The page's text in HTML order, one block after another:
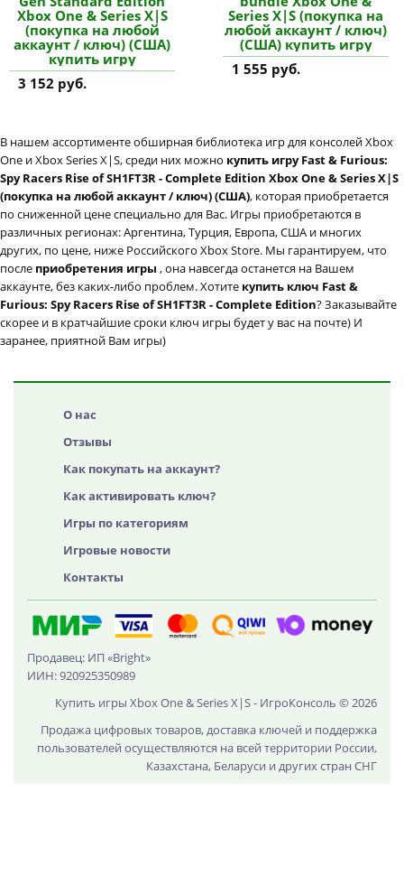
Xbox One & Series X|S
(покупка на любой
аккаунт / ключ) (США)
купить игру
3 152 руб.
Series X|S (покупка на
любой аккаунт / ключ)
(США) купить игру
1 555 руб.
В нашем ассортименте обширная библиотека игр для консолей Xbox
One и Xbox Series X|S, среди них можно купить игру Fast & Furious:
Spy Racers Rise of SH1FT3R - Complete Edition Xbox One & Series X|S
(покупка на любой аккаунт / ключ) (США), которая приобретается
по сниженной цене специально для Вас. Игры приобретаются в
различных регионах: Аргентина, Турция, Европа, США и многих
других, по цене, ниже Российского Xbox Store. Мы гарантируем, что
после приобретения игры , она навсегда останется на Вашем
аккаунте, без каких-либо проблем. Хотите купить ключ Fast &
Furious: Spy Racers Rise of SH1FT3R - Complete Edition? Заказывайте
скорее и в кратчайшие сроки ключ игры будет у вас на почте) И
заранее, приятной Вам игры)
О нас
Отзывы
Как покупать на аккаунт?
Как активировать ключ?
Игры по категориям
Игровые новости
Контакты
Продавец: ИП «Bright»
ИИН: 920925350989
Купить игры Xbox One & Series X|S - ИгроКонсоль © 2026
Продажа цифровых товаров, доставка ключей и поддержка
пользователей осуществляются на всей территории России,
Казахстана, Беларуси и других стран СНГ